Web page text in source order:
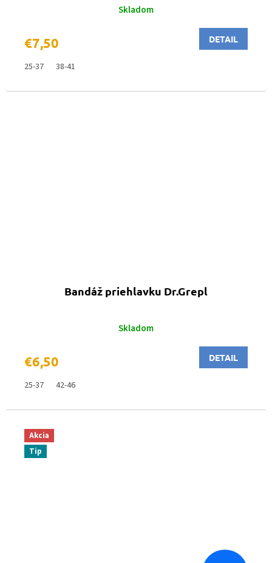
Skladom
€7,50 DETAIL
25-37 38-41
Bandáž priehlavku Dr.Grepl
Skladom
€6,50 DETAIL
25-37 42-46
Akcia
Tip